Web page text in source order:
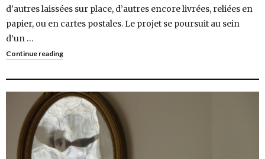
d’autres laissées sur place, d’autres encore livrées, reliées en
papier, ou en cartes postales. Le projet se poursuit au sein
d’un …
Continue reading